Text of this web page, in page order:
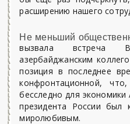
расширению нашего
Не меньший
вызвала встреча
азербайджанским
позиция в последнее
конфронтационной,
бесследно для
президента России был
миролюбивым.